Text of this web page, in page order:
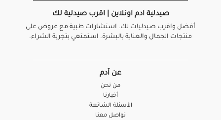
صيدلية ادم اونلاين | اقرب صيدلية لك
أفضل واقرب صيدليات لك. استشارات طبية مع عروض على
منتجات الجمال والعناية بالبشرة. استمتعي بتجربة الشراء.
عن آدم
من نحن
أخبارنا
الأسئلة الشائعة
تواصل معنا